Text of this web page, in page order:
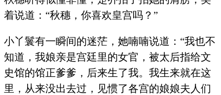
着说道：“秋穗，你喜欢皇宫吗？”
小丫鬟有一瞬间的迷茫，她喃喃说道：“我也不
知道，我娘亲是宫廷里的女官，被太后指给文
史馆的馆正爹爹，后来生了我。我生来就在这
里，从来没出去过，见惯了各宫的娘娘夫人们